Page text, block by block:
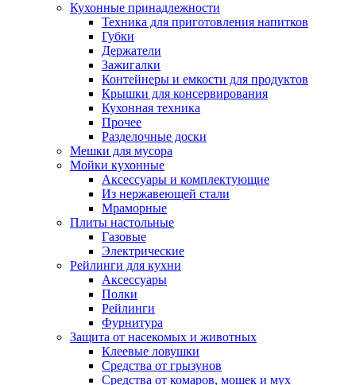
Кухонные принадлежности
Техника для приготовления напитков
Губки
Держатели
Зажигалки
Контейнеры и емкости для продуктов
Крышки для консервирования
Кухонная техника
Прочее
Разделочные доски
Мешки для мусора
Мойки кухонные
Аксессуары и комплектующие
Из нержавеющей стали
Мраморные
Плиты настольные
Газовые
Электрические
Рейлинги для кухни
Аксессуары
Полки
Рейлинги
Фурнитура
Защита от насекомых и животных
Клеевые ловушки
Средства от грызунов
Средства от комаров, мошек и мух